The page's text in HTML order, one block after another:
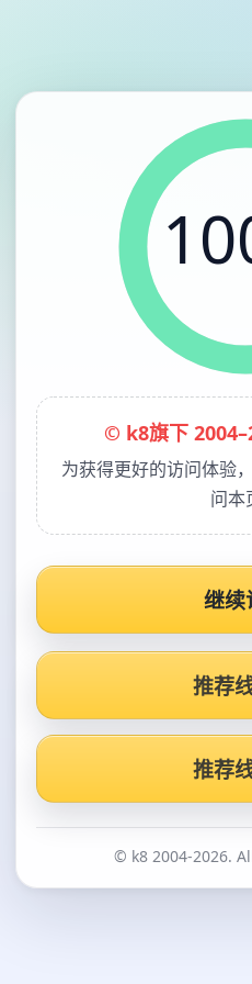
© k8旗下
为获得更好的访问体验
问本
继续
推荐
推荐
© k8 2004-2026.